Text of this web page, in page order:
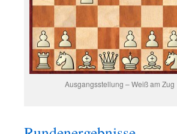
Ausgangsstellung – Weiß am Zug